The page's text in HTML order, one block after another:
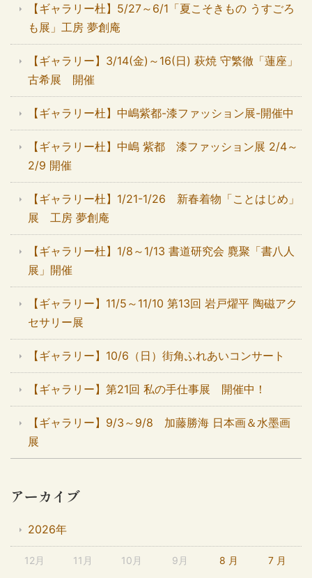
【ギャラリー杜】5/27～6/1「夏こそきもの うすごろ
も展」工房 夢創庵
【ギャラリー】3/14(金)～16(日) 萩焼 守繁徹「蓮座」
古希展 開催
【ギャラリー杜】中嶋紫都-漆ファッション展-開催中
【ギャラリー杜】中嶋 紫都 漆ファッション展 2/4～
2/9 開催
【ギャラリー杜】1/21-1/26 新春着物「ことはじめ」
展 工房 夢創庵
【ギャラリー杜】1/8～1/13 書道研究会 麑聚「書八人
展」開催
【ギャラリー】11/5～11/10 第13回 岩戸燿平 陶磁アク
セサリー展
【ギャラリー】10/6（日）街角ふれあいコンサート
【ギャラリー】第21回 私の手仕事展 開催中！
【ギャラリー】9/3～9/8 加藤勝海 日本画＆水墨画
展
アーカイブ
2026年
12月 11月 10月 9月 8 月 7 月